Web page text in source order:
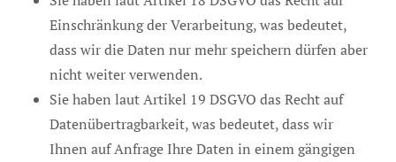
Einschränkung der Verarbeitung, was bedeutet,
dass wir die Daten nur mehr speichern dürfen aber
nicht weiter verwenden.
Sie haben laut Artikel 19 DSGVO das Recht auf
Datenübertragbarkeit, was bedeutet, dass wir
Ihnen auf Anfrage Ihre Daten in einem gängigen